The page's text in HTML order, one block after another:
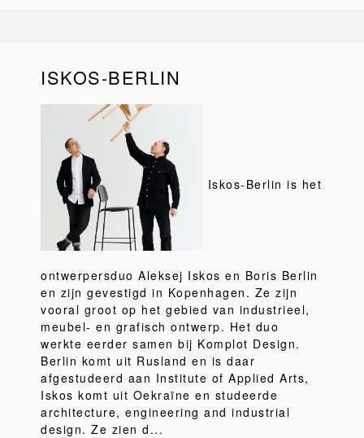
ISKOS-BERLIN
Iskos-Berlin is het
ontwerpersduo Aleksej Iskos en Boris Berlin
en zijn gevestigd in Kopenhagen. Ze zijn
vooral groot op het gebied van industrieel,
meubel- en grafisch ontwerp. Het duo
werkte eerder samen bij Komplot Design.
Berlin komt uit Rusland en is daar
afgestudeerd aan Institute of Applied Arts,
Iskos komt uit Oekraïne en studeerde
architecture, engineering and industrial
design. Ze zien d...